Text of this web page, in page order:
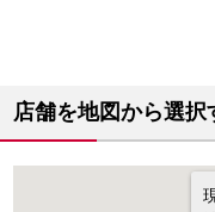
店舗を地図から選択